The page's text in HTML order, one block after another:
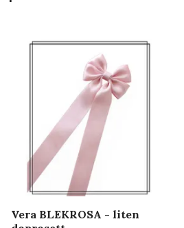
Vera BLEKROSA - liten